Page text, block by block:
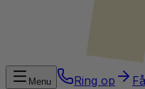
Menu Ring op